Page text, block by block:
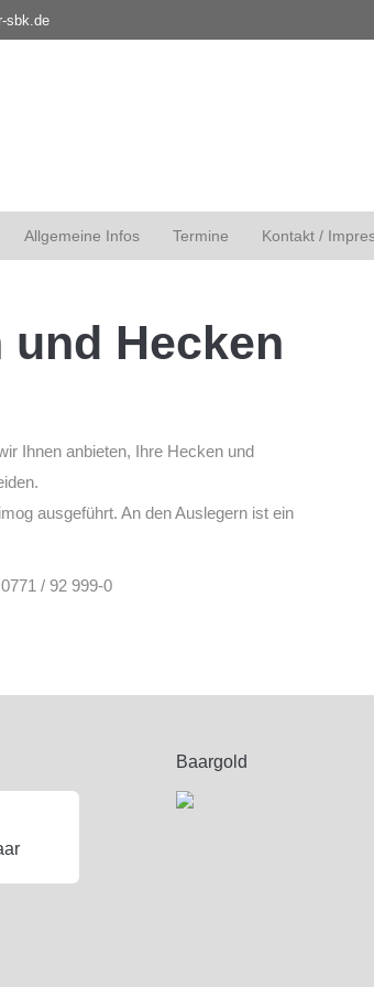
sbk.de
Allgemeine Infos Termine Kontakt /
Hecken
Ihnen anbieten, Ihre Hecken und
ausgeführt. An den Auslegern ist ein
/ 92 999-0
Baargold